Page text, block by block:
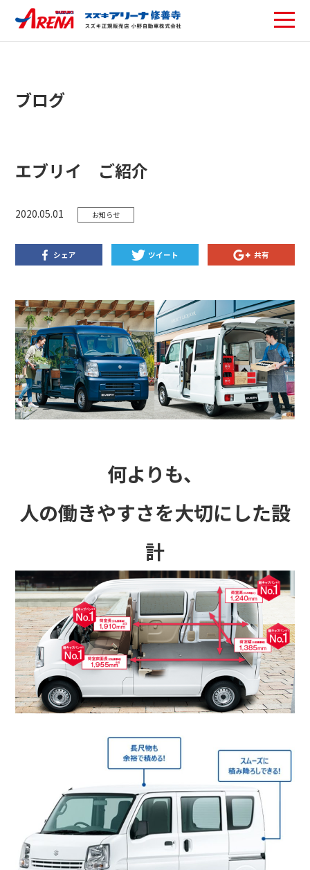
ブログ
エブリイ ご紹介
2020.05.01 お知らせ
シェア ツイート 共有
何よりも、
人の働きやすさを大切にした設
計